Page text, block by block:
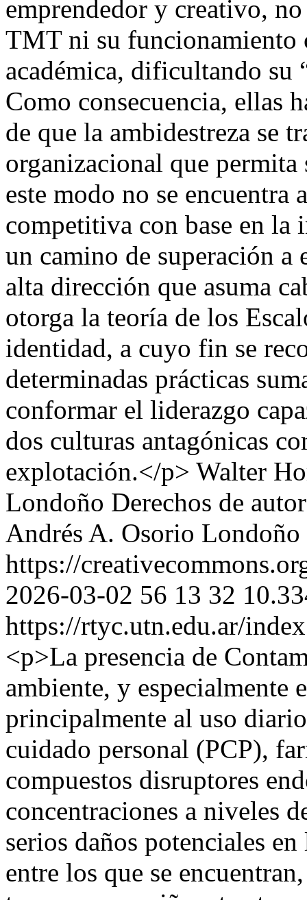
emprendedor y creativo,
TMT ni su funcionamiento
académica, dificultando su
Como consecuencia, ellas
de que la ambidestreza se
organizacional que
este modo no se encuentra
competitiva con base en la
un camino de superación a
alta dirección que asuma
otorga la teoría de los
identidad, a cuyo fin se
determinadas prácticas
conformar el liderazgo
dos culturas antagónicas
explotación.</p> Walter
Londoño Derechos de
Andrés A. Osorio Londoño
https://
2026-03-02 56 13 32
https://rtyc.utn.edu.ar/
<p>La presencia de
ambiente, y especialmente
principalmente al uso
cuidado personal (PCP),
compuestos disruptores
concentraciones a niveles
serios daños potenciales
entre los que se